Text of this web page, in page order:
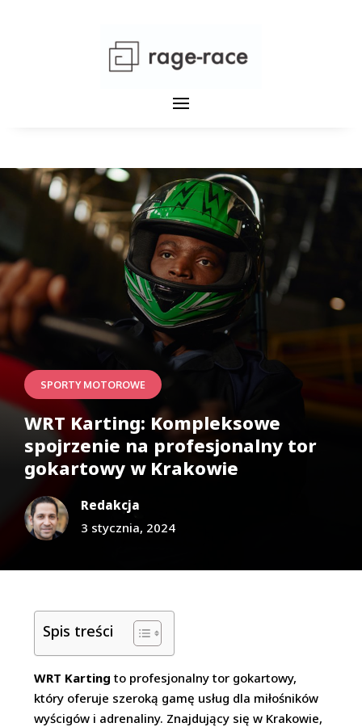
SPORTY MOTOROWE
WRT Karting: Kompleksowe
spojrzenie na profesjonalny tor
gokartowy w Krakowie
Redakcja
3 stycznia, 2024
Spis treści
WRT Karting to profesjonalny tor gokartowy,
który oferuje szeroką gamę usług dla miłośników
wyścigów i adrenaliny. Znajdujący się w Krakowie,